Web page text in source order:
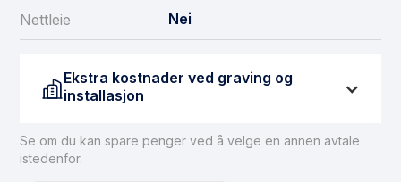
Nettleie Nei
Ekstra kostnader ved graving og
installasjon
Hvis du ikke har tilgang til fiber, må dette ordnes før
Se om du kan spare penger ved å velge en annen avtale
istedenfor.